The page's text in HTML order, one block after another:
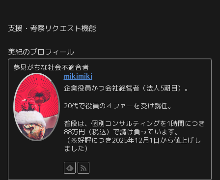
支援・考察リクエスト機能
美紀のプロフィール
夢見がちな社会不適合者
mikimiki
企業役員かつ会社経営者（法人5期目）。
20代で役員のオファーを受け就任。
普段は、個別コンサルティングを1時間につき
88万円（税込）で請け負っています。
（※好評につき2025年12月1日から値上げし
ました）